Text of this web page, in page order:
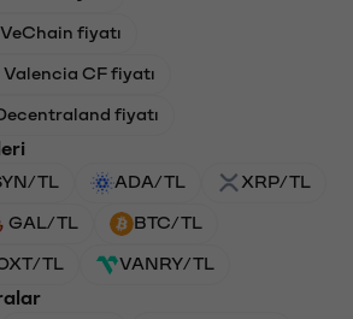
fiyatı
CF fiyatı
fiyatı
TL ADA/TL XRP/TL
GAL/TL BTC/TL
TL VANRY/TL